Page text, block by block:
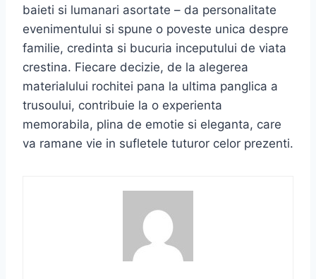
baieti si lumanari asortate – da personalitate
evenimentului si spune o poveste unica despre
familie, credinta si bucuria inceputului de viata
crestina. Fiecare decizie, de la alegerea
materialului rochitei pana la ultima panglica a
trusoului, contribuie la o experienta
memorabila, plina de emotie si eleganta, care
va ramane vie in sufletele tuturor celor prezenti.